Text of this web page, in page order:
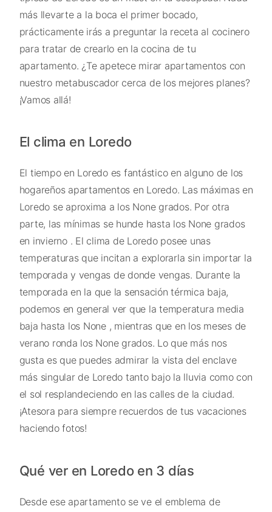
más llevarte a la boca el primer bocado,
prácticamente irás a preguntar la receta al cocinero
para tratar de crearlo en la cocina de tu
apartamento. ¿Te apetece mirar apartamentos con
nuestro metabuscador cerca de los mejores planes?
¡Vamos allá!
El clima en Loredo
El tiempo en Loredo es fantástico en alguno de los
hogareños apartamentos en Loredo. Las máximas en
Loredo se aproxima a los None grados. Por otra
parte, las mínimas se hunde hasta los None grados
en invierno . El clima de Loredo posee unas
temperaturas que incitan a explorarla sin importar la
temporada y vengas de donde vengas. Durante la
temporada en la que la sensación térmica baja,
podemos en general ver que la temperatura media
baja hasta los None , mientras que en los meses de
verano ronda los None grados. Lo que más nos
gusta es que puedes admirar la vista del enclave
más singular de Loredo tanto bajo la lluvia como con
el sol resplandeciendo en las calles de la ciudad.
¡Atesora para siempre recuerdos de tus vacaciones
haciendo fotos!
Qué ver en Loredo en 3 días
Desde ese apartamento se ve el emblema de